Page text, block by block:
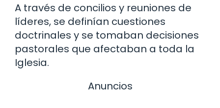
A través de concilios y reuniones de
líderes, se definían cuestiones
doctrinales y se tomaban decisiones
pastorales que afectaban a toda la
Iglesia.
Anuncios